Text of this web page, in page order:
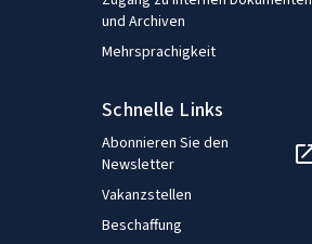
und Archiven
Mehrsprachigkeit
Schnelle Links
Abonnieren Sie den
Newsletter
Vakanzstellen
Beschaffung